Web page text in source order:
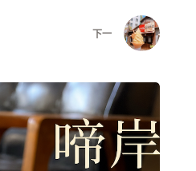
下一